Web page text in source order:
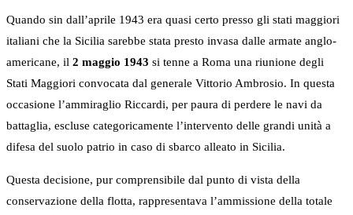
Quando sin dall’aprile 1943 era quasi certo presso gli stati maggiori
italiani che la Sicilia sarebbe stata presto invasa dalle armate anglo-
americane, il 2 maggio 1943 si tenne a Roma una riunione degli
Stati Maggiori convocata dal generale Vittorio Ambrosio. In questa
occasione l’ammiraglio Riccardi, per paura di perdere le navi da
battaglia, escluse categoricamente l’intervento delle grandi unità a
difesa del suolo patrio in caso di sbarco alleato in Sicilia.
Questa decisione, pur comprensibile dal punto di vista della
conservazione della flotta, rappresentava l’ammissione della totale